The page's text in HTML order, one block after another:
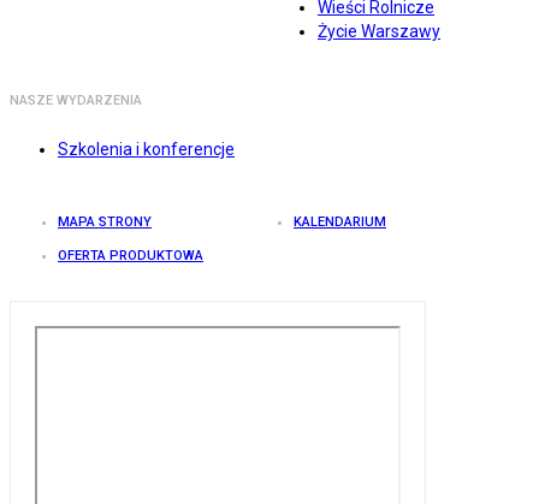
Wieści Rolnicze
Życie Warszawy
NASZE WYDARZENIA
Szkolenia i konferencje
MAPA STRONY KALENDARIUM
OFERTA PRODUKTOWA